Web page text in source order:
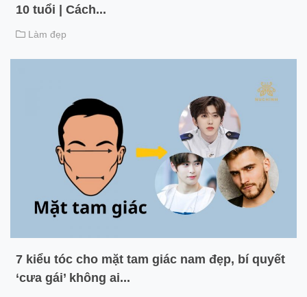
10 tuổi | Cách...
Làm đẹp
7 kiểu tóc cho mặt tam giác nam đẹp, bí quyết
‘cưa gái’ không ai...